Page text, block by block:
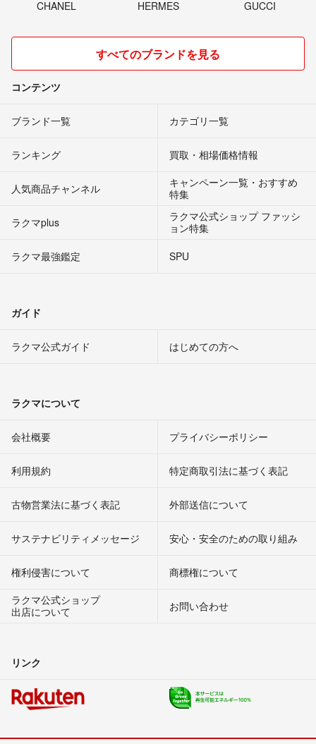
CHANEL HERMES GUCCI
すべてのブランドを見る
コンテンツ
ブランド一覧 カテゴリ一覧
ランキング 買取・相場価格情報
人気商品チャンネル
キャンペーン一覧・おすすめ
特集
ラクマplus
ラクマ公式ショップ ファッシ
ョン特集
ラクマ最強鑑定
SPU
ガイド
ラクマ公式ガイド はじめての方へ
ラクマについて
会社概要 プライバシーポリシー
利用規約 特定商取引法に基づく表記
古物営業法に基づく表記 外部送信について
サステナビリティメッセージ 安心・安全のための取り組み
権利侵害について
商標権について
ラクマ公式ショップ
出店について
お問い合わせ
リンク